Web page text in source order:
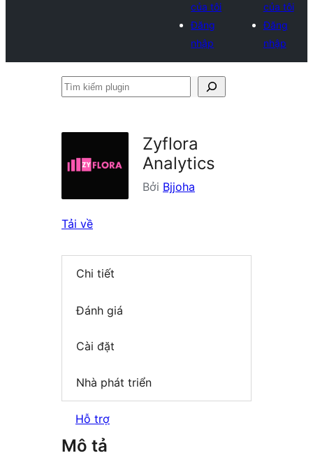
của tôi
Đăng
nhập
của tôi
Đăng
nhập
Tìm
Zyflora
Analytics
Bởi Bjjoha
Tải về
Chi tiết
Đánh giá
Cài đặt
Nhà phát triển
Hỗ trợ
Mô tả